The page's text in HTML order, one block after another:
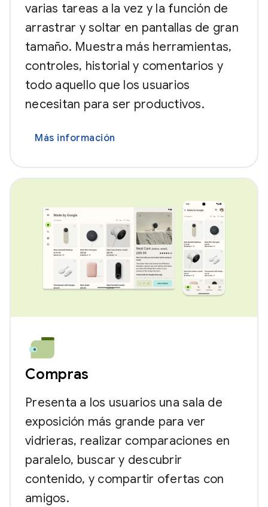
varias tareas a la vez y la función de
arrastrar y soltar en pantallas de gran
tamaño. Muestra más herramientas,
controles, historial y comentarios y
todo aquello que los usuarios
necesitan para ser productivos.
Más información
Compras
Presenta a los usuarios una sala de
exposición más grande para ver
vidrieras, realizar comparaciones en
paralelo, buscar y descubrir
contenido, y compartir ofertas con
amigos.